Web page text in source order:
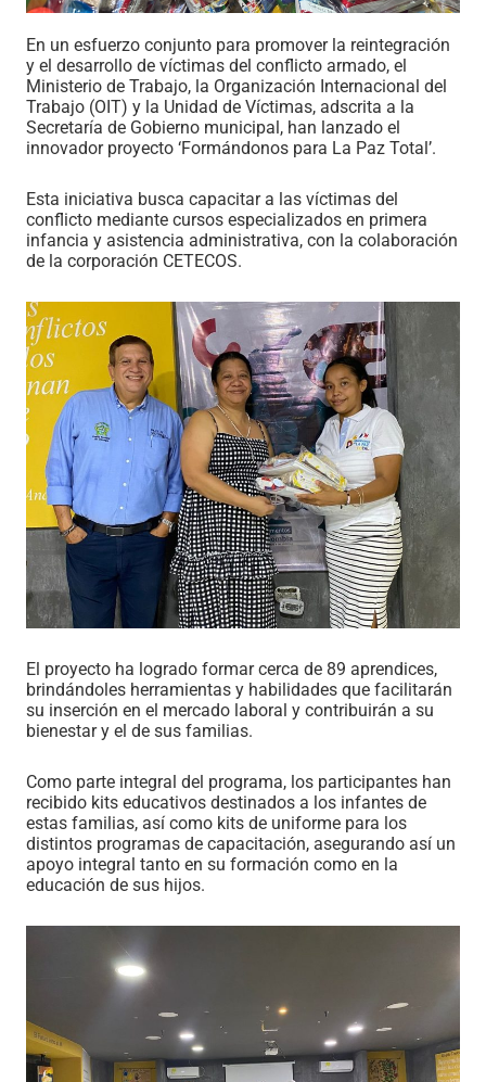
En un esfuerzo conjunto para promover la reintegración
y el desarrollo de víctimas del conflicto armado, el
Ministerio de Trabajo, la Organización Internacional del
Trabajo (OIT) y la Unidad de Víctimas, adscrita a la
Secretaría de Gobierno municipal, han lanzado el
innovador proyecto ‘Formándonos para La Paz Total’.
Esta iniciativa busca capacitar a las víctimas del
conflicto mediante cursos especializados en primera
infancia y asistencia administrativa, con la colaboración
de la corporación CETECOS.
El proyecto ha logrado formar cerca de 89 aprendices,
brindándoles herramientas y habilidades que facilitarán
su inserción en el mercado laboral y contribuirán a su
bienestar y el de sus familias.
Como parte integral del programa, los participantes han
recibido kits educativos destinados a los infantes de
estas familias, así como kits de uniforme para los
distintos programas de capacitación, asegurando así un
apoyo integral tanto en su formación como en la
educación de sus hijos.